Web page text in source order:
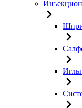
Иглы